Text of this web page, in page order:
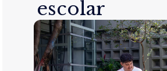
escolar